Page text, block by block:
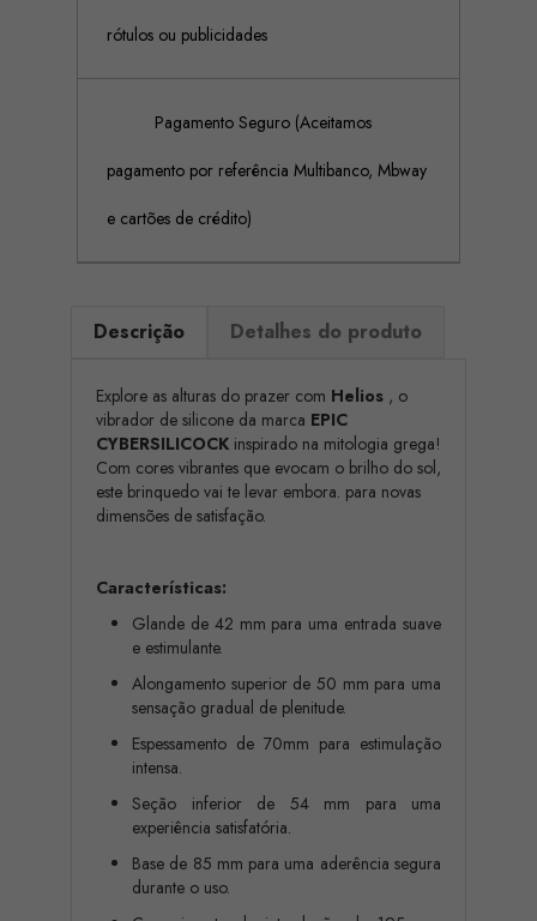
rótulos ou publicidades
Pagamento Seguro (Aceitamos
pagamento por referência Multibanco, Mbway
e cartões de crédito)
Descrição Detalhes do produto
Explore as alturas do prazer com Helios , o
vibrador de silicone da marca EPIC
CYBERSILICOCK inspirado na mitologia grega!
Com cores vibrantes que evocam o brilho do sol,
este brinquedo vai te levar embora. para novas
dimensões de satisfação.
Características:
Glande de 42 mm para uma entrada suave
e estimulante.
Alongamento superior de 50 mm para uma
sensação gradual de plenitude.
Espessamento de 70mm para estimulação
intensa.
Seção inferior de 54 mm para uma
experiência satisfatória.
Base de 85 mm para uma aderência segura
durante o uso.